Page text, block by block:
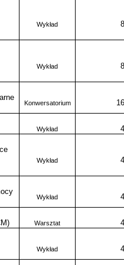
Wykład 8
Wykład 8
Konwersatorium 16
Wykład 4
Wykład 4
Wykład 4
Warsztat 4
Wykład 4